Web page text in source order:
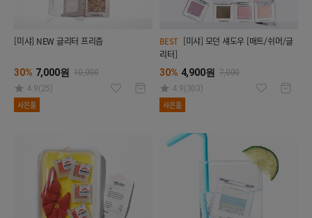
[미샤] NEW 글리터 프리즘
30% 7,000원
10,000
4.9(25)
사은품
BEST
리터]
30% 4,900원
7,000
4.9(303)
사은품